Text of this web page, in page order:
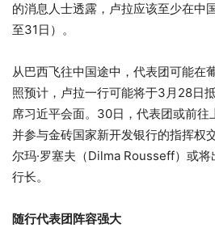
的消息人士透露，卢拉应该至少在中
至31日）。
从巴西飞往中国途中，代表团可能在
照预计，卢拉一行可能将于3月28日
席习近平会面。30日，代表团或前往
并参与金砖国家新开发银行的指挥权
尔玛·罗塞夫（Dilma Rousseff）或
行长。
随行代表团阵容强大